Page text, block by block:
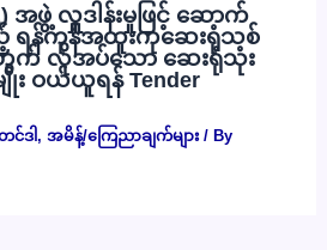
အဖွဲ့ လှူဒါန်းမှုဖြင့် ဆောက်
န်ကုန်အထူးကုဆေးရုံသစ်
တွက် လိုအပ်သော ဆေးရုံသုံး
ျိုး ဝယ်ယူရန် Tender
င်ဒါ , အမိန့်/ကြေညာချက်များ/ By